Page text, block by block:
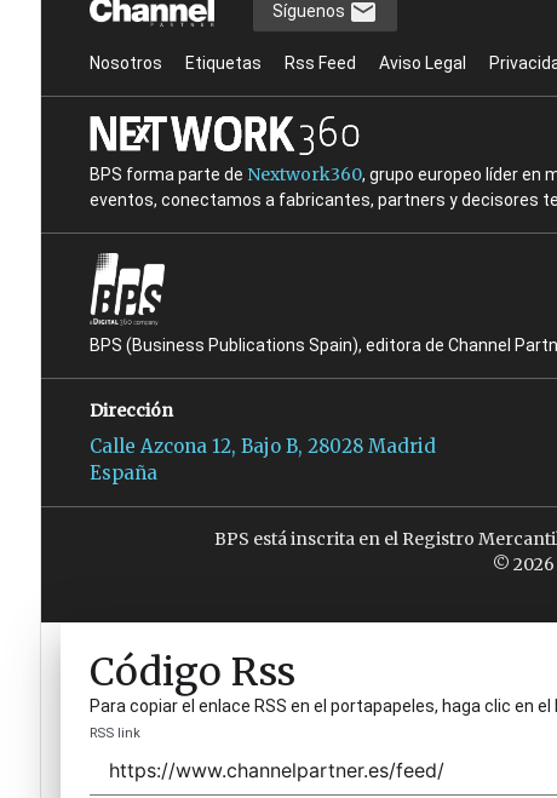
Síguenos
Nosotros Etiquetas Rss Feed Aviso Legal
BPS forma parte de Nextwork360, grupo europeo líder en
eventos, conectamos a fabricantes, partners y decisores
BPS (Business Publications Spain), editora de Channel
Dirección
Calle Azcona 12, Bajo B, 28028 Madrid
España
BPS está inscrita en el Registro
© 2026
Código Rss
Para copiar el enlace RSS en el portapapeles, haga clic en el
RSS link